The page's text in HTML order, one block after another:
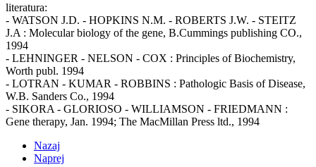
literatura:
- WATSON J.D. - HOPKINS N.M. - ROBERTS J.W. - STEITZ
J.A : Molecular biology of the gene, B.Cummings publishing CO.,
1994
- LEHNINGER - NELSON - COX : Principles of Biochemistry,
Worth publ. 1994
- LOTRAN - KUMAR - ROBBINS : Pathologic Basis of Disease,
W.B. Sanders Co., 1994
- SIKORA - GLORIOSO - WILLIAMSON - FRIEDMANN :
Gene therapy, Jan. 1994; The MacMillan Press ltd., 1994
Nazaj
Naprej